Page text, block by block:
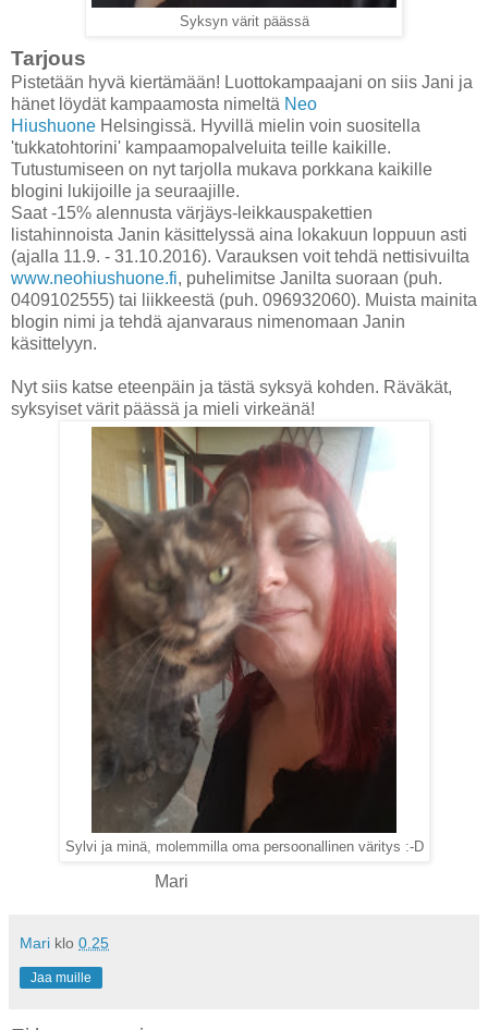
Syksyn värit päässä
Tarjous
Pistetään hyvä kiertämään! Luottokampaajani on siis Jani ja
hänet löydät kampaamosta nimeltä Neo
Hiushuone Helsingissä. Hyvillä mielin voin suositella
'tukkatohtorini' kampaamopalveluita teille kaikille.
Tutustumiseen on nyt tarjolla mukava porkkana kaikille
blogini lukijoille ja seuraajille.
Saat -15% alennusta värjäys-leikkauspakettien
listahinnoista Janin käsittelyssä aina lokakuun loppuun asti
(ajalla 11.9. - 31.10.2016). Varauksen voit tehdä nettisivuilta
www.neohiushuone.fi, puhelimitse Janilta suoraan (puh.
0409102555) tai liikkeestä (puh. 096932060). Muista mainita
blogin nimi ja tehdä ajanvaraus nimenomaan Janin
käsittelyyn.
Nyt siis katse eteenpäin ja tästä syksyä kohden. Räväkät,
syksyiset värit päässä ja mieli virkeänä!
Sylvi ja minä, molemmilla oma persoonallinen väritys :-D
Mari
Mari klo 0.25
Jaa muille